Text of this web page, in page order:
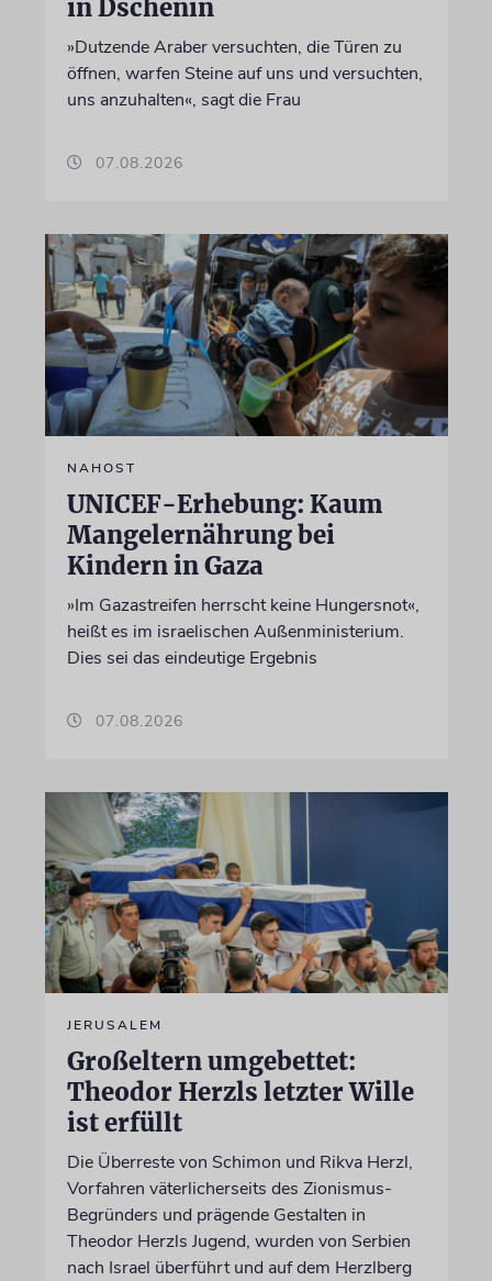
in Dschenin
»Dutzende Araber versuchten, die Türen zu
öffnen, warfen Steine auf uns und versuchten,
uns anzuhalten«, sagt die Frau
07.08.2026
NAHOST
UNICEF-Erhebung: Kaum
Mangelernährung bei
Kindern in Gaza
»Im Gazastreifen herrscht keine Hungersnot«,
heißt es im israelischen Außenministerium.
Dies sei das eindeutige Ergebnis
07.08.2026
JERUSALEM
Großeltern umgebettet:
Theodor Herzls letzter Wille
ist erfüllt
Die Überreste von Schimon und Rikva Herzl,
Vorfahren väterlicherseits des Zionismus-
Begründers und prägende Gestalten in
Theodor Herzls Jugend, wurden von Serbien
nach Israel überführt und auf dem Herzlberg